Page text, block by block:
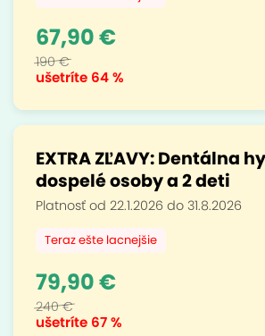
ušetríte 64 %
67,90 €
190 €
EXTRA ZĽAVY: Dentálna
dospelé osoby a 2 deti
Platnosť od 22.1.2026 do 31.8.2026
Teraz ešte lacnejšie
ušetríte 67 %
79,90 €
240 €